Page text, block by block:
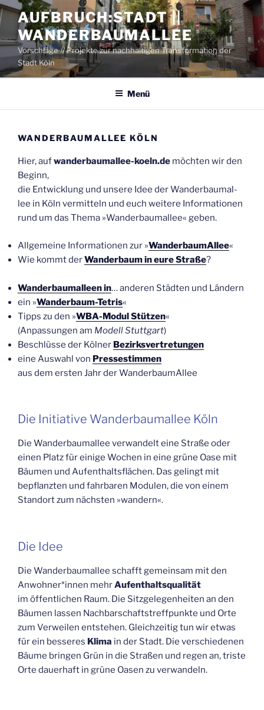
Zum
Inhalt
springen
AUFBRUCH:STADT ||
WANDERBAUMALLEE
Vorschläge // Projekte zur nachhaltigen Transformation der
Stadt Köln
Menü
WAN­DER­BAUM­AL­LEE KÖLN
Hier, aufwanderbaumallee-koeln.de möch­ten wir den
Beginn,
die Ent­wick­lung und unse­re Idee der Wan­der­baum­al­
lee in Köln ver­mit­teln und euch wei­te­re Infor­ma­tio­nen
rund um das The­ma »Wan­der­baum­al­lee« geben.
All­ge­mei­ne Infor­ma­tio­nen zur »Wan­der­baum­Al­lee«
Wie kommt derWan­der­baum in eure Stra­ße?
Wan­der­baum­al­leen in… ande­ren Städ­ten und Ländern
ein »Wan­der­baum-Tetris«
Tipps zu den »WBA-Modul Stüt­zen«
(Anpas­sun­gen am Modell Stutt­gart)
Beschlüs­se der Köl­ner Bezirks­ver­tre­tun­gen
eine Aus­wahl von Pres­se­stim­men
aus dem ers­ten Jahr der WanderbaumAllee
Die Initia­ti­ve Wan­der­baum­al­lee Köln
Die Wan­der­baum­al­lee ver­wan­delt eine Stra­ße oder
einen Platz für eini­ge Wochen in eine grü­ne Oase mit
Bäu­men und Auf­ent­halts­flä­chen. Das gelingt mit
bepflanz­ten und fahr­ba­ren Modu­len, die von einem
Stand­ort zum nächs­ten »wan­dern«.
Die Idee
Die Wan­der­baum­al­lee schafft gemein­sam mit den
Anwohner*innen mehrAuf­ent­halts­qua­li­tät
im öffent­li­chen Raum. Die Sitz­ge­le­gen­hei­ten an den
Bäu­men las­sen Nach­bar­schafts­treff­punk­te und Orte
zum Ver­wei­len ent­ste­hen. Gleich­zei­tig tun wir etwas
für ein bes­se­res Kli­ma in der Stadt. Die ver­schie­de­nen
Bäu­me brin­gen Grün in die Stra­ßen und regen an, tris­te
Orte dau­er­haft in grü­ne Oasen zu verwandeln.